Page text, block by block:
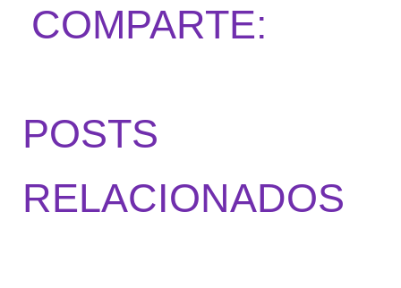
COMPARTE:
POSTS
RELACIONADOS